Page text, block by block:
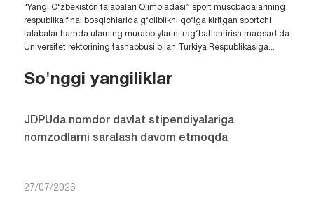
“Yangi O‘zbekiston talabalari Olimpiadasi” sport musobaqalarining
respublika final bosqichlarida g‘oliblikni qo‘lga kiritgan sportchi
talabalar hamda ularning murabbiylarini rag‘batlantirish maqsadida
Universitet rektorining tashabbusi bilan Turkiya Respublikasiga...
So'nggi yangiliklar
JDPUda nomdor davlat stipendiyalariga
nomzodlarni saralash davom etmoqda
27/07/2026